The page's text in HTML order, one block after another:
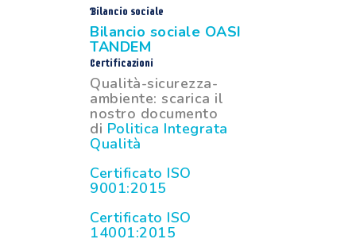
Bilancio sociale
Bilancio sociale OASI
TANDEM
Certificazioni
Qualità-sicurezza-
ambiente: scarica il
nostro documento
di Politica Integrata
Qualità
Certificato ISO
9001:2015
Certificato ISO
14001:2015